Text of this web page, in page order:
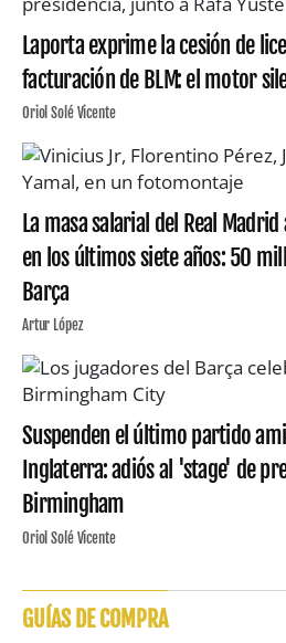
Laporta exprime la cesión de
facturación de BLM: el motor
Oriol Solé Vicente
La masa salarial del Real
en los últimos siete años: 50
Barça
Artur López
Suspenden el último partido
Inglaterra: adiós al 'stage' de
Birmingham
Oriol Solé Vicente
GUÍAS DE COMPRA